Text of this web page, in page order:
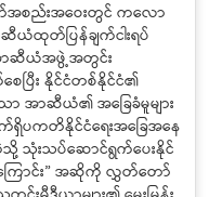
စည်းအဝေးတွင် ကလော
ယံထုတ်ပြန်ချက်ငါးရပ်
အာဆီယံအဖွဲ့အတွင်း
ပြီး နိုင်ငံတစ်နိုင်ငံ၏
ာ အာဆီယံ၏ အခြေခံမူများ
ပကတိနိုင်ငံရေးအခြေအနေ
သပ်ဆောင်ရွက်ပေးနိုင်
ြောင်း” အဆိုကို လွှတ်တော်